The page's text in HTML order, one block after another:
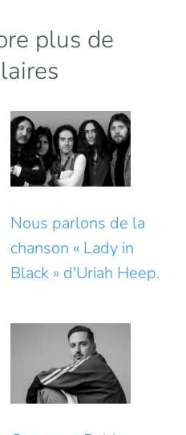
plus de
Nous parlons de la
chanson « Lady in
Black » d'Uriah Heep.